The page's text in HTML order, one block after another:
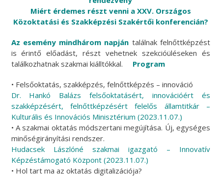
Miért érdemes részt venni a XXV. Országos
Közoktatási és Szakképzési Szakértői konferencián?
Az esemény mindhárom napján találnak felnőttképzést
is érintő előadást, részt vehetnek szekcióüléseken és
találkozhatnak szakmai kiálltókkal. Program
• Felsőoktatás, szakképzés, felnőttképzés – innováció
Dr. Hankó Balázs felsőoktatásért, innovációért és
szakképzésért, felnőttképzésért felelős államtitkár –
Kulturális és Innovációs Minisztérium (2023.11.07.)
• A szakmai oktatás módszertani megújítása. Új, egységes
minőségirányítási rendszer.
Hudacsek Lászlóné szakmai igazgató – Innovatív
Képzéstámogató Központ (2023.11.07.)
• Hol tart ma az oktatás digitalizációja?